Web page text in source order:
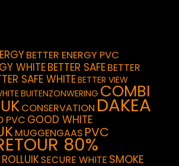
BETTER ENERGY PVC
WHITEBETTER SAFEBETTER
SAFE WHITEBETTER VIEW
BUITENZONWERING COMBI
CONSERVATION DAKEA
PVC GOOD WHITE
MUGGENGAAS PVC
80%
ROLLUIKSECURE WHITE SMOKE